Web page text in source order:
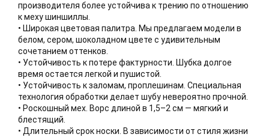
производителя более устойчива к трению по отношению
к меху шиншиллы.
• Широкая цветовая палитра. Мы предлагаем модели в
белом, сером, шоколадном цвете с удивительным
сочетанием оттенков.
• Устойчивость к потере фактурности. Шубка долгое
время остается легкой и пушистой.
• Устойчивость к заломам, проплешинам. Специальная
технология обработки делает шубу невероятно прочной.
• Роскошный мех. Ворс длиной в 1,5–2 см — мягкий и
блестящий.
• Длительный срок носки. В зависимости от стиля жизни